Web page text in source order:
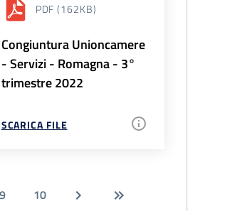
PDF (162KB)
Congiuntura Unioncamere
- Servizi - Romagna - 3°
trimestre 2022
SCARICA FILE
9 10